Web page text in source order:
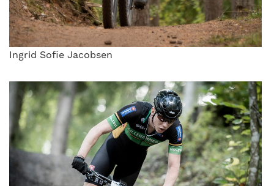
Ingrid Sofie Jacobsen